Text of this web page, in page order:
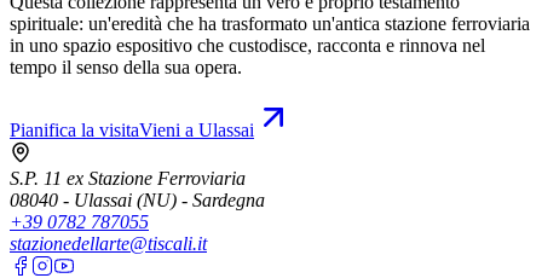
spirituale: un'eredità che ha trasformato un'antica stazione ferroviaria
in uno spazio espositivo che custodisce, racconta e rinnova nel
tempo il senso della sua opera.
Pianifica la visitaVieni a Ulassai
S.P. 11 ex Stazione Ferroviaria
08040 - Ulassai (NU) - Sardegna
+39 0782 787055
stazionedellarte@tiscali.it